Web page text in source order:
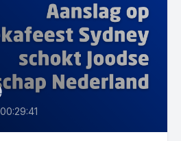
00:29:41